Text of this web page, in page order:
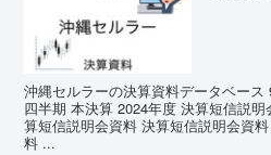
沖縄セルラーの決算資料データベー
四半期 本決算 2024年度 決算短信説
算短信説明会資料 決算短信説明会資
料 ...